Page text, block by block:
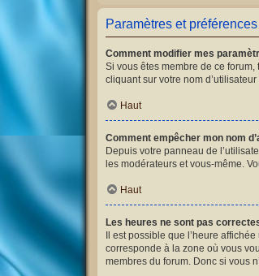
Paramètres et
Comment modifier mes
Si vous êtes membre de ce
cliquant sur votre nom
Haut
Comment empêcher mon nom
Depuis votre panneau de
les modérateurs et vous-même.
Haut
Les heures ne sont pas
Il est possible que l’heure
corresponde à la zone où vous
membres du forum. Donc si vous